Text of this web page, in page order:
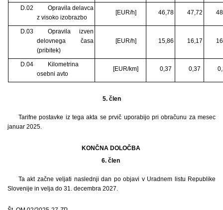
D.02
Opravila delavca
z visoko izobrazbo
[EUR/h] 46,78 47,72
D.03
Opravila izven
delovnega časa
(pribitek)
[EUR/h] 15,86 16,17
D.04
Kilometrina
osebni avto
[EUR/km] 0,37 0,37
5. člen
Tarifne postavke iz tega akta se prvič uporabijo pri obračunu za mesec
januar 2025.
KONČNA DOLOČBA
6. člen
Ta akt začne veljati naslednji dan po objavi v Uradnem listu Republike
Slovenije in velja do 31. decembra 2027.